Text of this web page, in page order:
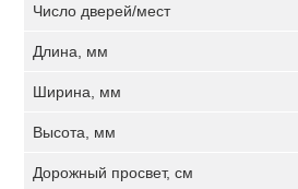
Число дверей/мест
Длина, мм
Ширина, мм
Высота, мм
Дорожный просвет, см